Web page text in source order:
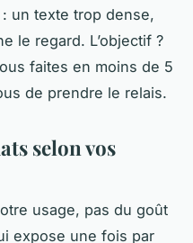
un texte trop dense,
le regard. L’objectif ?
faites en moins de 5
de prendre le relais.
selon vos
usage, pas du goût
expose une fois par